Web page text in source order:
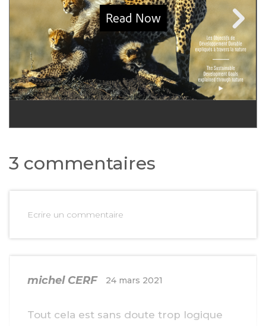
3 commentaires
Ecrire un commentaire
michel CERF 24 mars 2021
Tout cela est sans doute trop logique